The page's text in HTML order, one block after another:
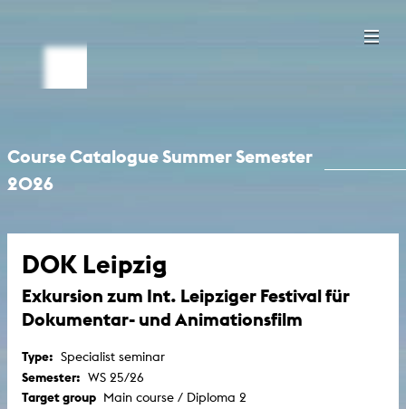
Course Catalogue Summer Semester
2026
DOK Leipzig
Exkursion zum Int. Leipziger Festival für
Dokumentar- und Animationsfilm
Type: Specialist seminar
Semester: WS 25/26
Target group Main course / Diploma 2